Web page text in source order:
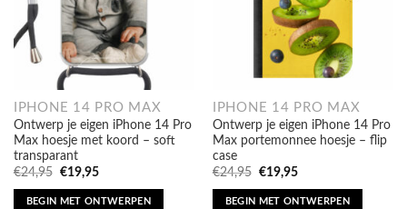
IPHONE 14 PRO MAX
Ontwerp je eigen iPhone 14 Pro
Max hoesje met koord – soft
transparant
€24,95
Oorspronkelijke
prijs
was:
€19,95
is:
BEGIN MET ONTWERPEN
Ontwerp je eigen iPhone 14 Pro
Max portemonnee hoesje – flip
case
€24,95
was:
is:
BEGIN MET ONTWERPEN